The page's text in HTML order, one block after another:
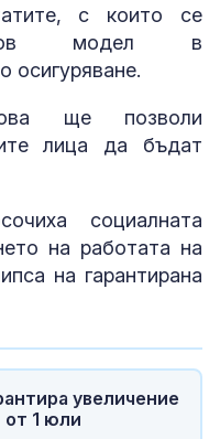
с които се
модел в
осигуряване.
ще позволи
лица да бъдат
социалната
на работата на
на гарантирана
увеличение
от 1 юли